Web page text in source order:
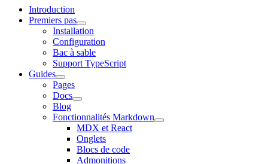
Introduction
Premiers pas
Installation
Configuration
Bac à sable
Support TypeScript
Guides
Pages
Docs
Blog
Fonctionnalités Markdown
MDX et React
Onglets
Blocs de code
Admonitions